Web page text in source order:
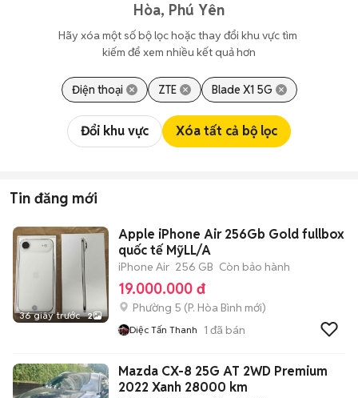
Hòa, Phú Yên
Hãy xóa một số bộ lọc hoặc thay đổi khu vực tìm
kiếm để xem nhiều kết quả hơn
Điện thoại ZTE Blade X1 5G
Đổi khu vực Xóa tất cả bộ lọc
Tin đăng mới
36 giây trước 2
Apple iPhone Air 256Gb Gold fullbox
quốc tế MỹLL/A
iPhone Air 256 GB Còn bảo hành
19.000.000 đ
Phường 5 (P. Hòa Bình mới)
Diệc Tấn Thanh 1 đã bán
Mazda CX-8 25G AT 2WD Premium
2022 Xanh 28000 km